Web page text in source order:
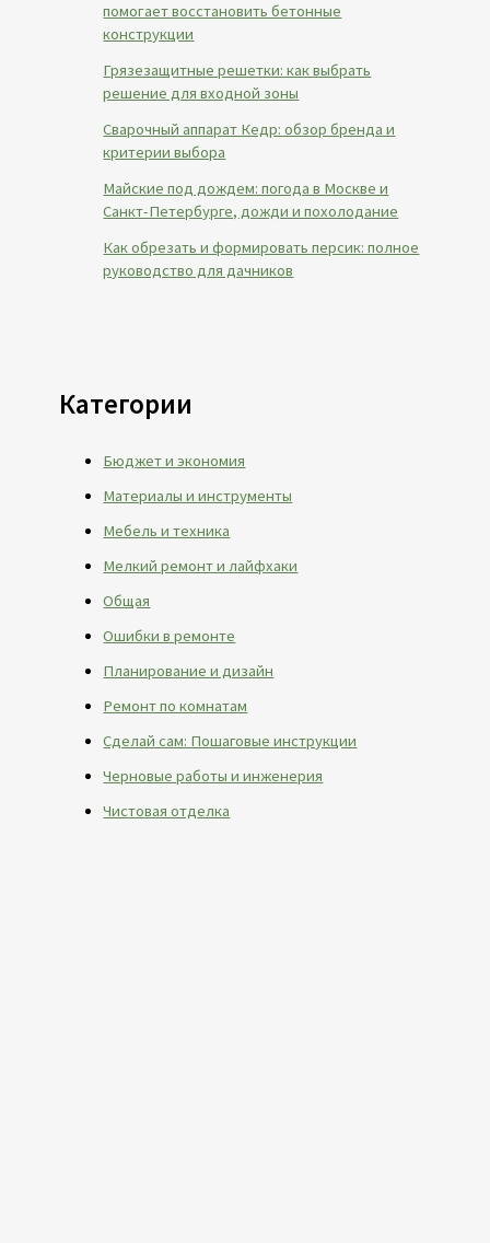
помогает восстановить бетонные
конструкции
Грязезащитные решетки: как выбрать
решение для входной зоны
Сварочный аппарат Кедр: обзор бренда и
критерии выбора
Майские под дождем: погода в Москве и
Санкт-Петербурге, дожди и похолодание
Как обрезать и формировать персик: полное
руководство для дачников
Категории
Бюджет и экономия
Материалы и инструменты
Мебель и техника
Мелкий ремонт и лайфхаки
Общая
Ошибки в ремонте
Планирование и дизайн
Ремонт по комнатам
Сделай сам: Пошаговые инструкции
Черновые работы и инженерия
Чистовая отделка